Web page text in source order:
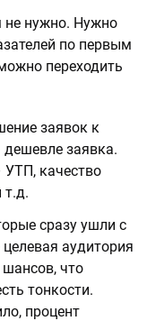
не нужно. Нужно
по первым
переходить
заявок к
заявка.
УТП, качество
т.д.
сразу ушли с
аудитория
шансов, что
тонкости.
процент